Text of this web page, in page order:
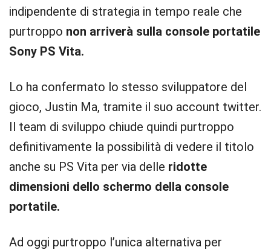
indipendente di strategia in tempo reale che
purtroppo non arriverà sulla console portatile
Sony PS Vita.
Lo ha confermato lo stesso sviluppatore del
gioco, Justin Ma, tramite il suo account twitter.
Il team di sviluppo chiude quindi purtroppo
definitivamente la possibilità di vedere il titolo
anche su PS Vita per via delle ridotte
dimensioni dello schermo della console
portatile.
Ad oggi purtroppo l’unica alternativa per